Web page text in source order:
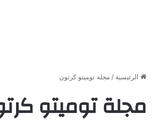
الرئيسية / مجلة توميتو كرتون
مجلة توميتو